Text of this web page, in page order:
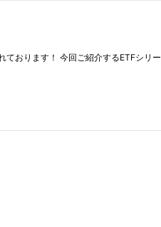
おります！ 今回ご紹介するETFシリ